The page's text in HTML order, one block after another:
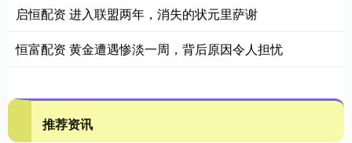
启恒配资 进入联盟两年，消失的状元里萨谢
恒富配资 黄金遭遇惨淡一周，背后原因令人担忧
推荐资讯